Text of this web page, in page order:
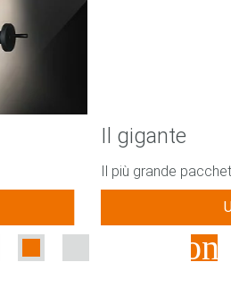
iniezione chimica LEWA